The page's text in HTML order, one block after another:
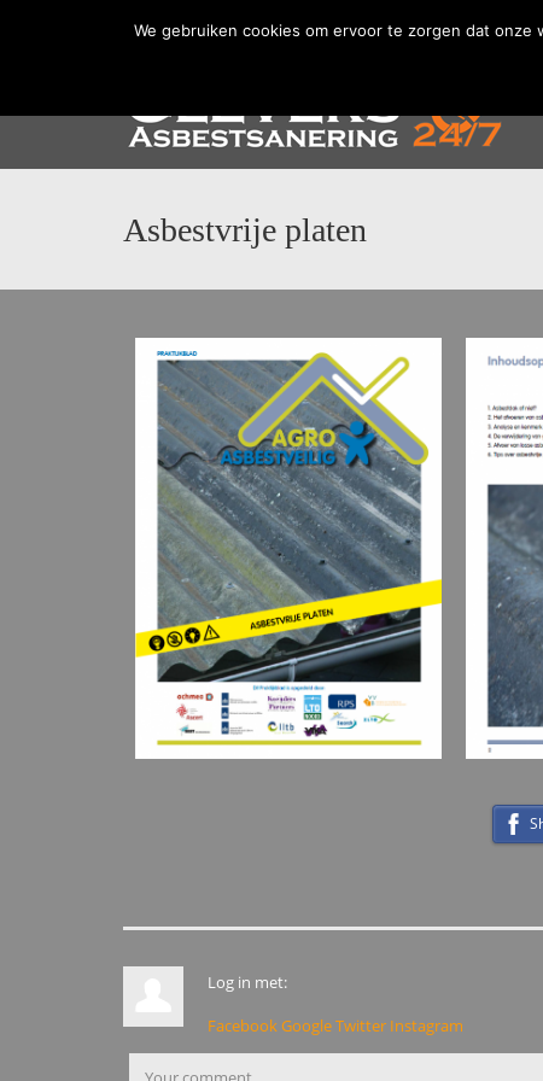
Home Nieuws Zelftest Vacatures
Asbestvrije platen
Log in met:
FacebookGoogleTwitter Instagram
We gebruiken cookies om ervoor te zorgen dat